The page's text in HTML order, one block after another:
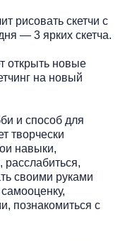
рисовать скетчи с
— 3 ярких скетча.
открыть новые
на новый
и способ для
творчески
навыки,
расслабиться,
своими руками
познакомиться с